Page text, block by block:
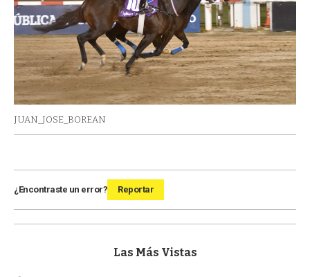
JUAN_JOSE_BOREAN
¿Encontraste un error? Reportar
Las Más Vistas